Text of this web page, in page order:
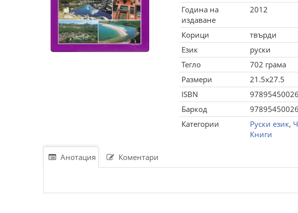
Година на
издаване
2012
Корици
твърди
Език
руски
Тегло
702 грама
Размери
21.5x27.5
ISBN
Баркод
Категории
Руски език,
Книги
Анотация Коментари